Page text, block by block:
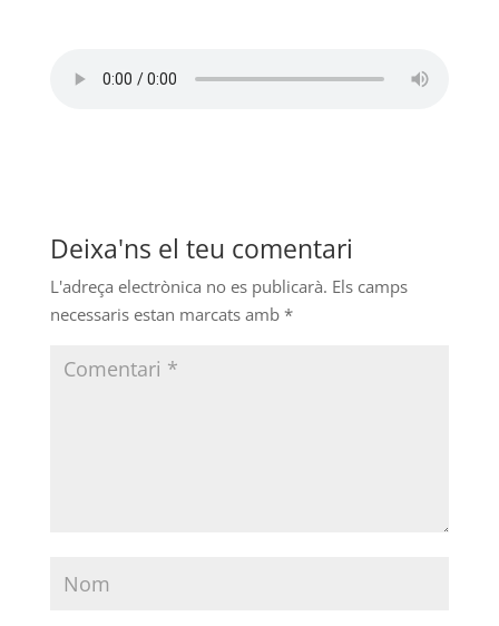
Deixa'ns el teu comentari
L'adreça electrònica no es publicarà. Els camps
necessaris estan marcats amb *